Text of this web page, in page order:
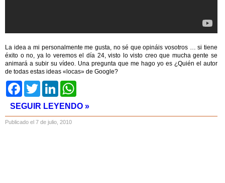
La idea a mi personalmente me gusta, no sé que opináis vosotros … si tiene
éxito o no, ya lo veremos el día 24, visto lo visto creo que mucha gente se
animará a subir su vídeo. Una pregunta que me hago yo es ¿Quién el autor
de todas estas ideas «locas» de Google?
FacebookTwitter LinkedIn
SEGUIR LEYENDO »
Publicado el 7 de julio, 2010